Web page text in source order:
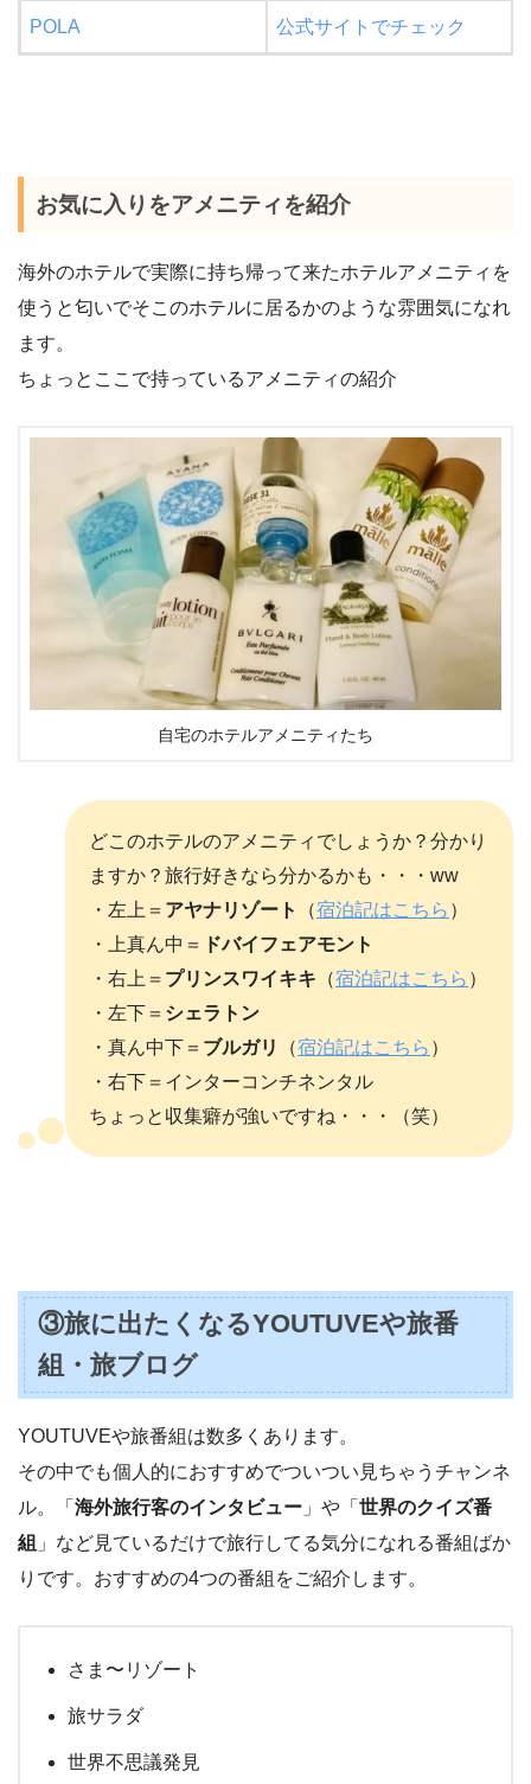
POLA 公式サイトでチェック
お気に入りをアメニティを紹介
海外のホテルで実際に持ち帰って来たホテルアメニティを
使うと匂いでそこのホテルに居るかのような雰囲気になれ
ます。
ちょっとここで持っているアメニティの紹介
自宅のホテルアメニティたち
どこのホテルのアメニティでしょうか？分かり
ますか？旅行好きなら分かるかも・・・ww
・左上＝ アヤナリゾート （宿泊記はこちら ）
・上真ん中＝
ドバイフェアモント
・右上＝ プリンスワイキキ （宿泊記はこちら ）
・左下＝ シェラトン
・真ん中下＝ ブルガリ （宿泊記はこちら ）
・右下＝インターコンチネンタル
ちょっと収集癖が強いですね・・・（笑）
③旅に出たくなるYOUTUVEや旅番
組・旅ブログ
YOUTUVEや旅番組は数多くあります。
その中でも個人的におすすめでついつい見ちゃうチャンネ
ル。「 海外旅行客のインタビュー 」や「 世界のクイズ番
組 」など見ているだけで旅行してる気分になれる番組ばか
りです。おすすめの4つの番組をご紹介します。
さま〜リゾート
旅サラダ
世界不思議発見